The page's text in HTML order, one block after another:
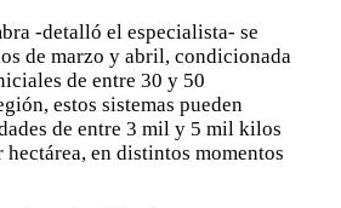
-detalló el especialista- se
de marzo y abril, condicionada
de entre 30 y 50
estos sistemas pueden
de entre 3 mil y 5 mil kilos
hectárea, en distintos momentos